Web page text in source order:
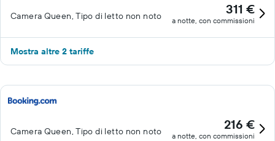
Camera Queen, Tipo di letto non noto 311 €
a notte, con commissioni
Mostra altre 2 tariffe
Camera Queen, Tipo di letto non noto 216 €
a notte, con commissioni